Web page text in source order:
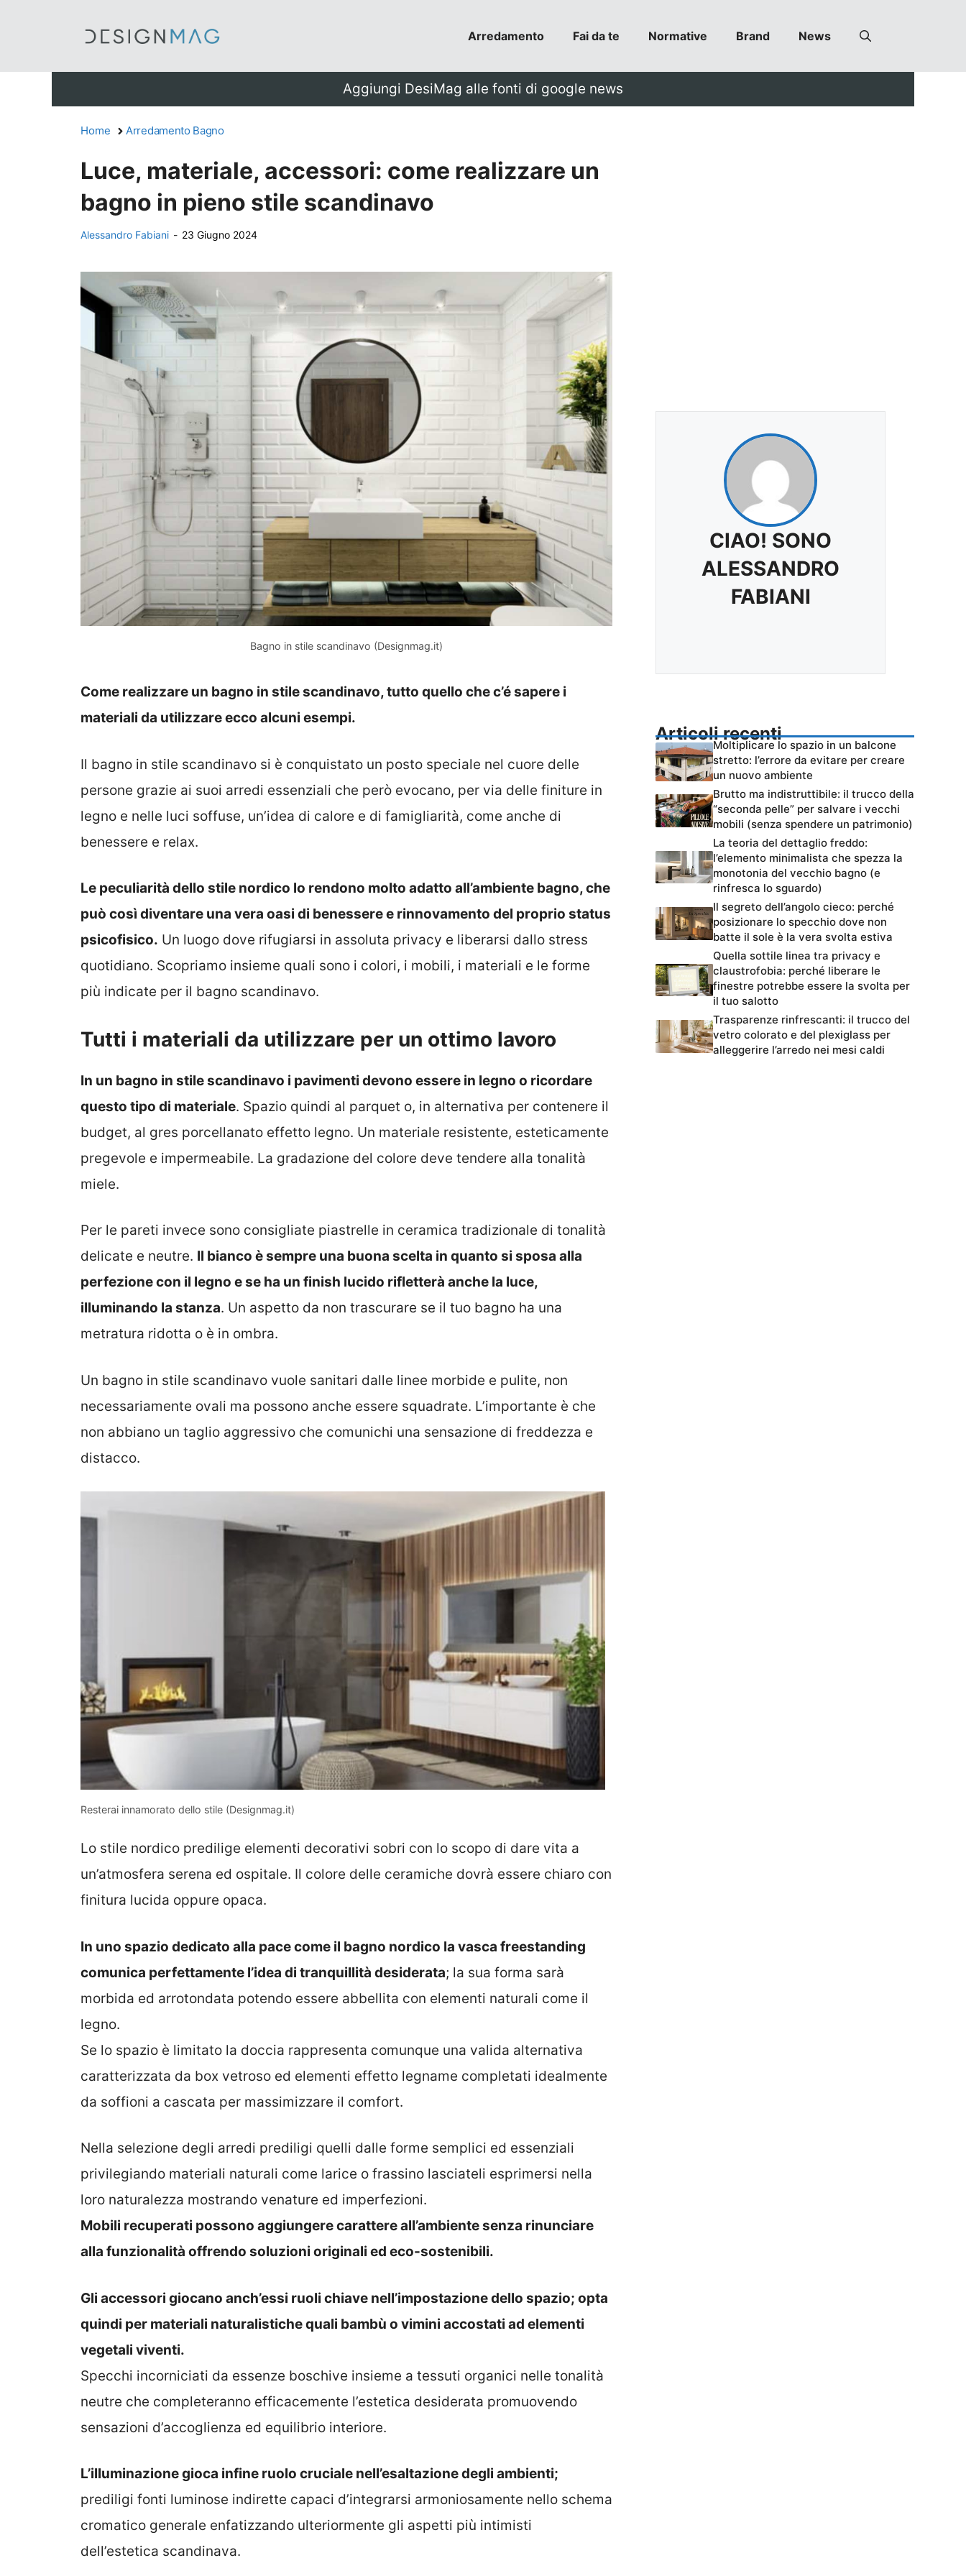
Arredamento Fai da te Normative Brand News
Aggiungi DesiMag alle fonti di google news
Home Arredamento Bagno
Luce, materiale, accessori: come realizzare un
bagno in pieno stile scandinavo
Alessandro Fabiani - 23 Giugno 2024
Bagno in stile scandinavo (Designmag.it)
Come realizzare un bagno in stile scandinavo, tutto quello che c’é sapere i
materiali da utilizzare ecco alcuni esempi.
Il bagno in stile scandinavo si è conquistato un posto speciale nel cuore delle
persone grazie ai suoi arredi essenziali che però evocano, per via delle finiture in
legno e nelle luci soffuse, un’idea di calore e di famigliarità, come anche di
benessere e relax.
Le peculiarità dello stile nordico lo rendono molto adatto all’ambiente bagno, che
può così diventare una vera oasi di benessere e rinnovamento del proprio status
psicofisico. Un luogo dove rifugiarsi in assoluta privacy e liberarsi dallo stress
quotidiano. Scopriamo insieme quali sono i colori, i mobili, i materiali e le forme
più indicate per il bagno scandinavo.
Tutti i materiali da utilizzare per un ottimo lavoro
In un bagno in stile scandinavo i pavimenti devono essere in legno o ricordare
questo tipo di materiale. Spazio quindi al parquet o, in alternativa per contenere il
budget, al gres porcellanato effetto legno. Un materiale resistente, esteticamente
pregevole e impermeabile. La gradazione del colore deve tendere alla tonalità
miele.
Per le pareti invece sono consigliate piastrelle in ceramica tradizionale di tonalità
delicate e neutre. Il bianco è sempre una buona scelta in quanto si sposa alla
perfezione con il legno e se ha un finish lucido rifletterà anche la luce,
illuminando la stanza. Un aspetto da non trascurare se il tuo bagno ha una
metratura ridotta o è in ombra.
Un bagno in stile scandinavo vuole sanitari dalle linee morbide e pulite, non
necessariamente ovali ma possono anche essere squadrate. L’importante è che
non abbiano un taglio aggressivo che comunichi una sensazione di freddezza e
distacco.
Resterai innamorato dello stile (Designmag.it)
Lo stile nordico predilige elementi decorativi sobri con lo scopo di dare vita a
un’atmosfera serena ed ospitale. Il colore delle ceramiche dovrà essere chiaro con
finitura lucida oppure opaca.
In uno spazio dedicato alla pace come il bagno nordico la vasca freestanding
comunica perfettamente l’idea di tranquillità desiderata; la sua forma sarà
morbida ed arrotondata potendo essere abbellita con elementi naturali come il
legno.
Se lo spazio è limitato la doccia rappresenta comunque una valida alternativa
caratterizzata da box vetroso ed elementi effetto legname completati idealmente
da soffioni a cascata per massimizzare il comfort.
Nella selezione degli arredi prediligi quelli dalle forme semplici ed essenziali
privilegiando materiali naturali come larice o frassino lasciateli esprimersi nella
loro naturalezza mostrando venature ed imperfezioni.
Mobili recuperati possono aggiungere carattere all’ambiente senza rinunciare
alla funzionalità offrendo soluzioni originali ed eco-sostenibili.
Gli accessori giocano anch’essi ruoli chiave nell’impostazione dello spazio; opta
quindi per materiali naturalistiche quali bambù o vimini accostati ad elementi
vegetali viventi.
Specchi incorniciati da essenze boschive insieme a tessuti organici nelle tonalità
neutre che completeranno efficacemente l’estetica desiderata promuovendo
sensazioni d’accoglienza ed equilibrio interiore.
L’illuminazione gioca infine ruolo cruciale nell’esaltazione degli ambienti;
prediligi fonti luminose indirette capaci d’integrarsi armoniosamente nello schema
cromatico generale enfatizzando ulteriormente gli aspetti più intimisti
dell’estetica scandinava.
CIAO! SONO
ALESSANDRO
FABIANI
Articoli recenti
Moltiplicare lo spazio in un balcone
stretto: l’errore da evitare per creare
un nuovo ambiente
Brutto ma indistruttibile: il trucco della
“seconda pelle” per salvare i vecchi
mobili (senza spendere un patrimonio)
La teoria del dettaglio freddo:
l’elemento minimalista che spezza la
monotonia del vecchio bagno (e
rinfresca lo sguardo)
Il segreto dell’angolo cieco: perché
posizionare lo specchio dove non
batte il sole è la vera svolta estiva
Quella sottile linea tra privacy e
claustrofobia: perché liberare le
finestre potrebbe essere la svolta per
il tuo salotto
Trasparenze rinfrescanti: il trucco del
vetro colorato e del plexiglass per
alleggerire l’arredo nei mesi caldi